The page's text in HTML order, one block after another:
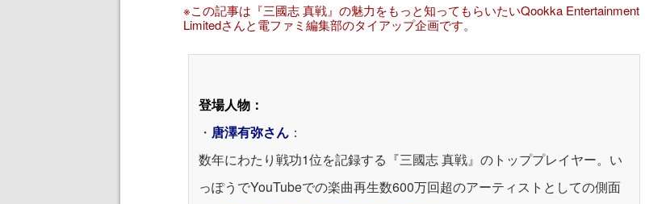
※この記事は『三國志 真戦』の魅力をもっと知ってもらいたいQookka Entertainment
Limitedさんと電ファミ編集部のタイアップ企画です。
登場人物：
・ 唐澤有弥さん ：
数年にわたり戦功1位を記録する『三國志 真戦』のトッププレイヤー。い
っぽうでYouTubeでの楽曲再生数600万回超のアーティストとしての側面